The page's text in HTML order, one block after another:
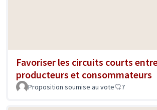
Favoriser les circuits courts
producteurs et consommateurs
Proposition soumise au vote 7